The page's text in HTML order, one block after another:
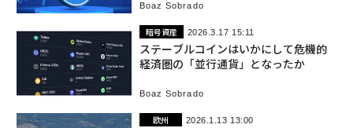
Boaz Sobrado
暗号資産 2026.3.17 15:11
ステーブルコインはいかにして危機的
経済圏の「並行通貨」となったか
Boaz Sobrado
欧州 2026.1.13 13:00